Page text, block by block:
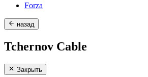
Forza
назад
Tchernov Cable
Закрыть